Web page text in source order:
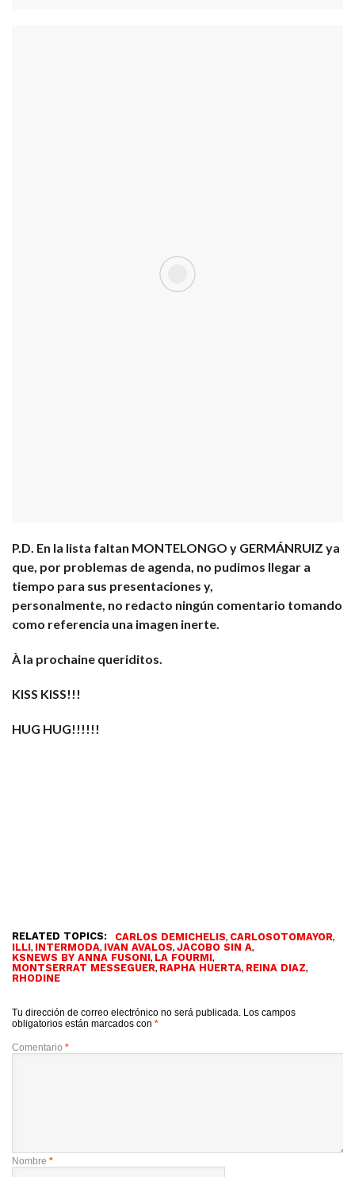
P.D. En la lista faltan MONTELONGO y GERMÁNRUIZ ya
que, por problemas de agenda, no pudimos llegar a
tiempo para sus presentaciones y,
personalmente, no redacto ningún comentario tomando
como referencia una imagen inerte.
À la prochaine queriditos.
KISS KISS!!!
HUG HUG!!!!!!
RELATED TOPICS: CARLOS DEMICHELIS, CARLOSOTOMAYOR,
ILLI, INTERMODA, IVAN AVALOS, JACOBO SIN A,
KSNEWS BY ANNA FUSONI, LA FOURMI,
MONTSERRAT MESSEGUER, RAPHA HUERTA, REINA DIAZ,
RHODINE
Tu dirección de correo electrónico no será publicada. Los campos
obligatorios están marcados con *
Comentario *
Nombre *